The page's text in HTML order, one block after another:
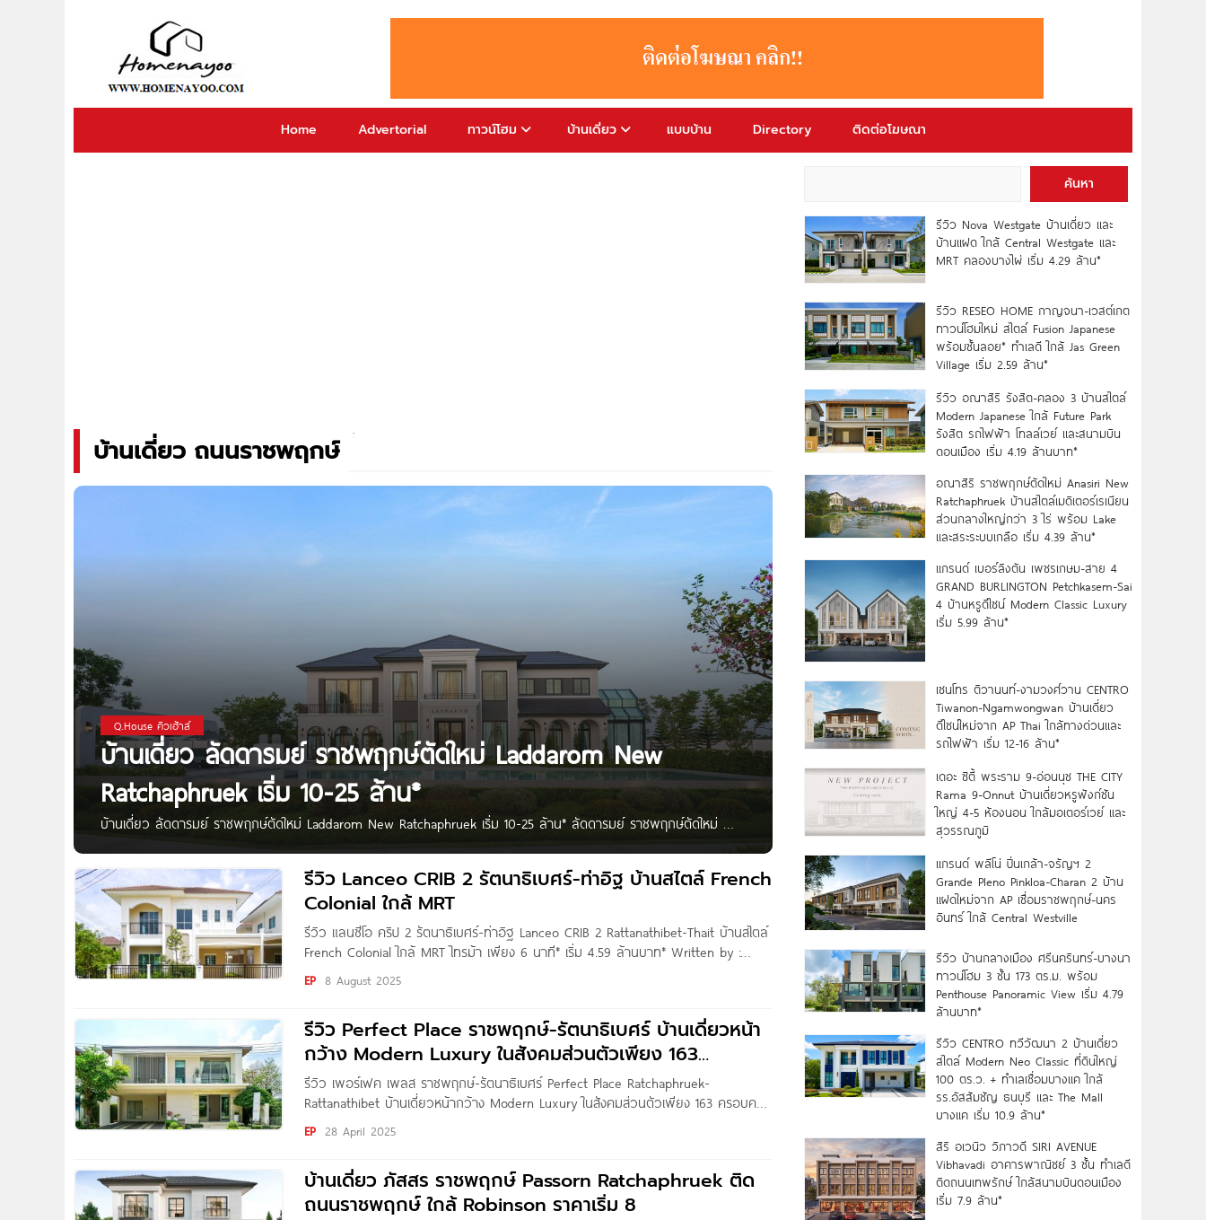
Home Advertorial ทาวน์โฮม บ้านเดี่ยว แบบบ้าน Directory ติดต่อโฆษณา
บ้านเดี่ยว ถนนราชพฤกษ์
Q.House คิวเฮ้าส์
บ้านเดี่ยว ลัดดารมย์ ราชพฤกษ์ตัดใหม่ Laddarom New
Ratchaphruek เริ่ม 10-25 ล้าน*
บ้านเดี่ยว ลัดดารมย์ ราชพฤกษ์ตัดใหม่ Laddarom New Ratchaphruek เริ่ม 10-25 ล้าน* ลัดดารมย์ ราชพฤกษ์ตัดใหม่
ราคาพิเศษ 𝟏𝟖.𝟖 ลบ.* (ปกติ 21.9 ลบ.*) Laddarom ราชพฤกษ์ตัดใหม่ บ้านเดี่ยวหรู
รีวิว Lanceo CRIB 2 รัตนาธิเบศร์-ท่าอิฐ บ้านสไตล์ French
Colonial ใกล้ MRT
รีวิว แลนซีโอ คริป 2 รัตนาธิเบศร์-ท่าอิฐ Lanceo CRIB 2 Rattanathibet-Thait บ้านสไตล์
French Colonial ใกล้ MRT ไทรม้า เพียง 6 นาที* เริ่ม 4.59 ล้านบาท* Written by :
THAnATH สวัสดีผู้อ่านชาว Homenayoo ทุกคน วันนี้ผมพามาชมโครงการ Lanceo
EP 8 August 2025
รีวิว Perfect Place ราชพฤกษ์-รัตนาธิเบศร์ บ้านเดี่ยวหน้า
กว้าง Modern Luxury ในสังคมส่วนตัวเพียง 163
ครอบครัว
รีวิว เพอร์เฟค เพลส ราชพฤกษ์-รัตนาธิเบศร์ Perfect Place Ratchaphruek-
Rattanathibet บ้านเดี่ยวหน้ากว้าง Modern Luxury ในสังคมส่วนตัวเพียง 163 ครอบครัว
ทำเลศักยภาพใกล้ทางด่วน และรถไฟฟ้าสายสีม่วง เริ่ม 10-18 ล้านบาท* Written by :
Nan Kanyaratthp สวัสดีเพื่อน ๆ Homenayoo ทุกคนค่ะ วันนี้เราจะพาไปชมโครงการ
EP 28 April 2025
บ้านเดี่ยว ภัสสร ราชพฤกษ์ Passorn Ratchaphruek ติด
ถนนราชพฤกษ์ ใกล้ Robinson ราคาเริ่ม 8
ค้นหา
รีวิว Nova Westgate บ้านเดี่ยว และ
บ้านแฝด ใกล้ Central Westgate และ
MRT คลองบางไผ่ เริ่ม 4.29 ล้าน*
รีวิว RESEO HOME กาญจนา-เวสต์เกต
ทาวน์โฮมใหม่ สไตล์ Fusion Japanese
พร้อมชั้นลอย* ทำเลดี ใกล้ Jas Green
Village เริ่ม 2.59 ล้าน*
รีวิว อณาสิริ รังสิต-คลอง 3 บ้านสไตล์
Modern Japanese ใกล้ Future Park
รังสิต รถไฟฟ้า โทลล์เวย์ และสนามบิน
ดอนเมือง เริ่ม 4.19 ล้านบาท*
อณาสิริ ราชพฤกษ์ตัดใหม่ Anasiri New
Ratchaphruek บ้านสไตล์เมดิเตอร์เรเนียน
ส่วนกลางใหญ่กว่า 3 ไร่ พร้อม Lake
และสระระบบเกลือ เริ่ม 4.39 ล้าน*
แกรนด์ เบอร์ลิงตัน เพชรเกษม-สาย 4
GRAND BURLINGTON Petchkasem-Sai
4 บ้านหรูดีไซน์ Modern Classic Luxury
เริ่ม 5.99 ล้าน*
เซนโทร ติวานนท์-งามวงศ์วาน CENTRO
Tiwanon-Ngamwongwan บ้านเดี่ยว
ดีไซน์ใหม่จาก AP Thai ใกล้ทางด่วนและ
รถไฟฟ้า เริ่ม 12-16 ล้าน*
เดอะ ซิตี้ พระราม 9-อ่อนนุช THE CITY
Rama 9-Onnut บ้านเดี่ยวหรูฟังก์ชัน
ใหญ่ 4-5 ห้องนอน ใกล้มอเตอร์เวย์ และ
สุวรรณภูมิ
แกรนด์ พลีโน่ ปิ่นเกล้า-จรัญฯ 2
Grande Pleno Pinkloa-Charan 2 บ้าน
แฝดใหม่จาก AP เชื่อมราชพฤกษ์-นคร
อินทร์ ใกล้ Central Westville
รีวิว บ้านกลางเมือง ศรีนครินทร์-บางนา
ทาวน์โฮม 3 ชั้น 173 ตร.ม. พร้อม
Penthouse Panoramic View เริ่ม 4.79
ล้านบาท*
รีวิว CENTRO ทวีวัฒนา 2 บ้านเดี่ยว
สไตล์ Modern Neo Classic ที่ดินใหญ่
100 ตร.ว. + ทำเลเชื่อมบางแค ใกล้
รร.อัสสัมชัญ ธนบุรี และ The Mall
บางแค เริ่ม 10.9 ล้าน*
สิริ อเวนิว วิภาวดี SIRI AVENUE
Vibhavadi อาคารพาณิชย์ 3 ชั้น ทำเลดี
ติดถนนเทพรักษ์ ใกล้สนามบินดอนเมือง
เริ่ม 7.9 ล้าน*